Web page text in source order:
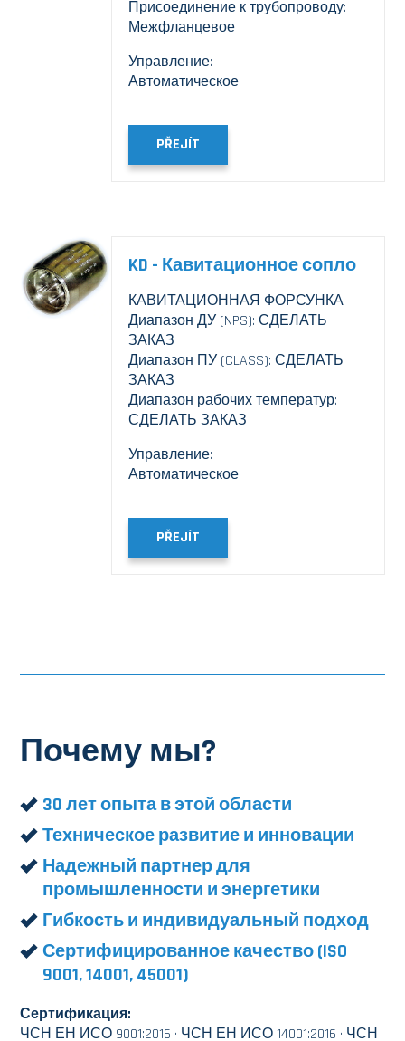
Присоединение к трубопроводу:
Межфланцевое
Управление:
Автоматическое
PŘEJÍT
KD - Кавитационное сопло
КАВИТАЦИОННАЯ ФОРСУНКА
Диапазон ДУ (NPS): СДЕЛАТЬ
ЗАКАЗ
Диапазон ПУ (CLASS): СДЕЛАТЬ
ЗАКАЗ
Диапазон рабочих температур:
СДЕЛАТЬ ЗАКАЗ
Управление:
Автоматическое
PŘEJÍT
Почему мы?
30 лет опыта в этой области
Техническое развитие и инновации
Надежный партнер для
промышленности и энергетики
Гибкость и индивидуальный подход
Сертифицированное качество (ISO
9001, 14001, 45001)
Сертификация:
ЧСН ЕН ИСО 9001:2016 · ЧСН ЕН ИСО 14001:2016 · ЧСН